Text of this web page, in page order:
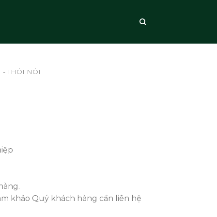
- THÔI NÔI
khảo Quý khách hàng cần liên hệ